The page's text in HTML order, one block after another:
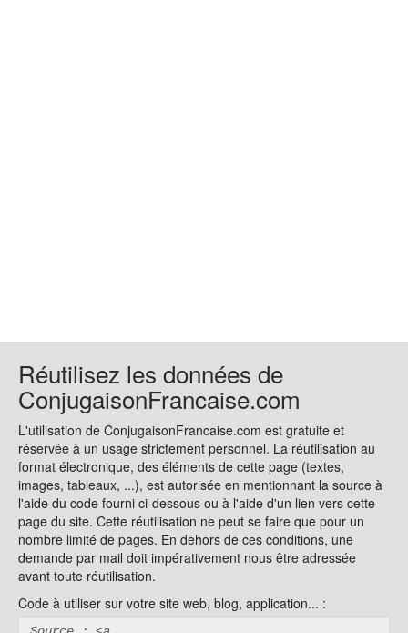
Réutilisez les données de
ConjugaisonFrancaise.com
L'utilisation de ConjugaisonFrancaise.com est gratuite et
réservée à un usage strictement personnel. La réutilisation au
format électronique, des éléments de cette page (textes,
images, tableaux, ...), est autorisée en mentionnant la source à
l'aide du code fourni ci-dessous ou à l'aide d'un lien vers cette
page du site. Cette réutilisation ne peut se faire que pour un
nombre limité de pages. En dehors de ces conditions, une
demande par mail doit impérativement nous être adressée
avant toute réutilisation.
Code à utiliser sur votre site web, blog, application... :